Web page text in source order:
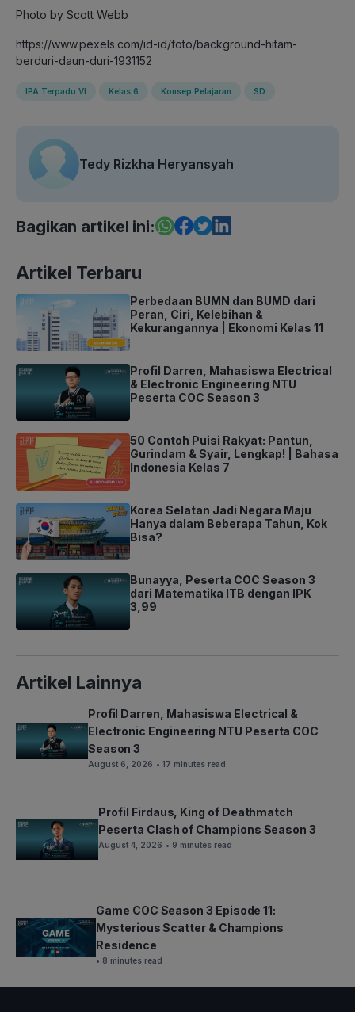
Photo by Scott Webb
https://www.pexels.com/id-id/foto/background-hitam-
berduri-daun-duri-1931152
IPA Terpadu VI Kelas 6 Konsep Pelajaran SD
Tedy Rizkha Heryansyah
Bagikan artikel ini:
Artikel Terbaru
Perbedaan BUMN dan BUMD dari
Peran, Ciri, Kelebihan &
Kekurangannya | Ekonomi Kelas 11
Profil Darren, Mahasiswa Electrical
& Electronic Engineering NTU
Peserta COC Season 3
50 Contoh Puisi Rakyat: Pantun,
Gurindam & Syair, Lengkap! | Bahasa
Indonesia Kelas 7
Korea Selatan Jadi Negara Maju
Hanya dalam Beberapa Tahun, Kok
Bisa?
Bunayya, Peserta COC Season 3
dari Matematika ITB dengan IPK
3,99
Artikel Lainnya
Profil Darren, Mahasiswa Electrical &
Electronic Engineering NTU Peserta COC
Season 3
August 6, 2026 • 17 minutes read
Profil Firdaus, King of Deathmatch
Peserta Clash of Champions Season 3
August 4, 2026 • 9 minutes read
Game COC Season 3 Episode 11:
Mysterious Scatter & Champions
Residence
• 8 minutes read